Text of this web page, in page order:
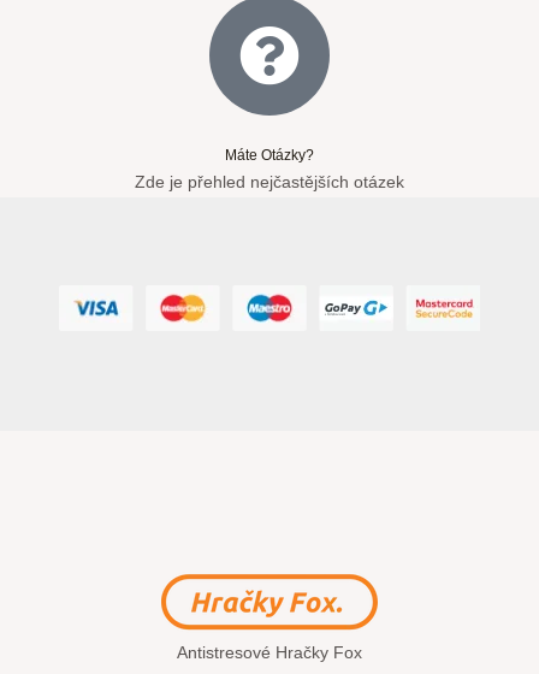
Máte Otázky?
Zde je přehled nejčastějších otázek
Antistresové Hračky Fox